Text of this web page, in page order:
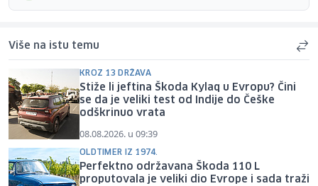
Više na istu temu
KROZ 13 DRŽAVA
Stiže li jeftina Škoda Kylaq u Evropu? Čini
se da je veliki test od Indije do Češke
odškrinuo vrata
08.08.2026. u 09:39
OLDTIMER IZ 1974.
Perfektno održavana Škoda 110 L
proputovala je veliki dio Evrope i sada traži